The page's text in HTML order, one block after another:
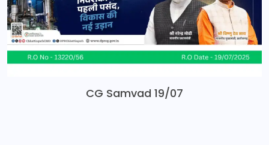
CG Samvad 19/07